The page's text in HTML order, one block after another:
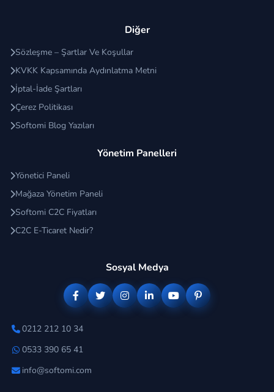
Diğer
Sözleşme – Şartlar Ve Koşullar
KVKK Kapsamında Aydınlatma Metni
İptal-İade Şartları
Çerez Politikası
Softomi Blog Yazıları
Yönetim Panelleri
Yönetici Paneli
Mağaza Yönetim Paneli
Softomi C2C Fiyatları
C2C E-Ticaret Nedir?
Sosyal Medya
0212 212 10 34
0533 390 65 41
info@softomi.com